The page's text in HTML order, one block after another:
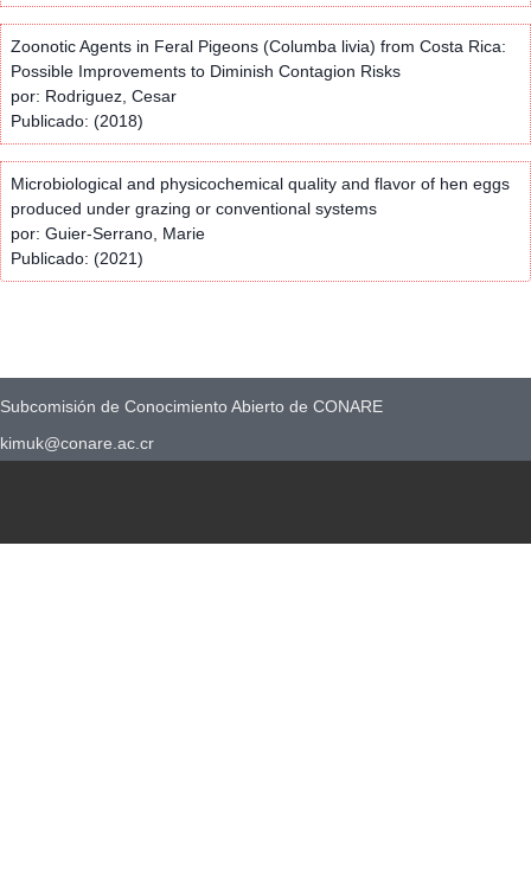
Zoonotic Agents in Feral Pigeons (Columba livia) from Costa Rica:
Possible Improvements to Diminish Contagion Risks
por: Rodriguez, Cesar
Publicado: (2018)
Microbiological and physicochemical quality and flavor of hen eggs
produced under grazing or conventional systems
por: Guier-Serrano, Marie
Publicado: (2021)
Subcomisión de Conocimiento Abierto de CONARE
kimuk@conare.ac.cr